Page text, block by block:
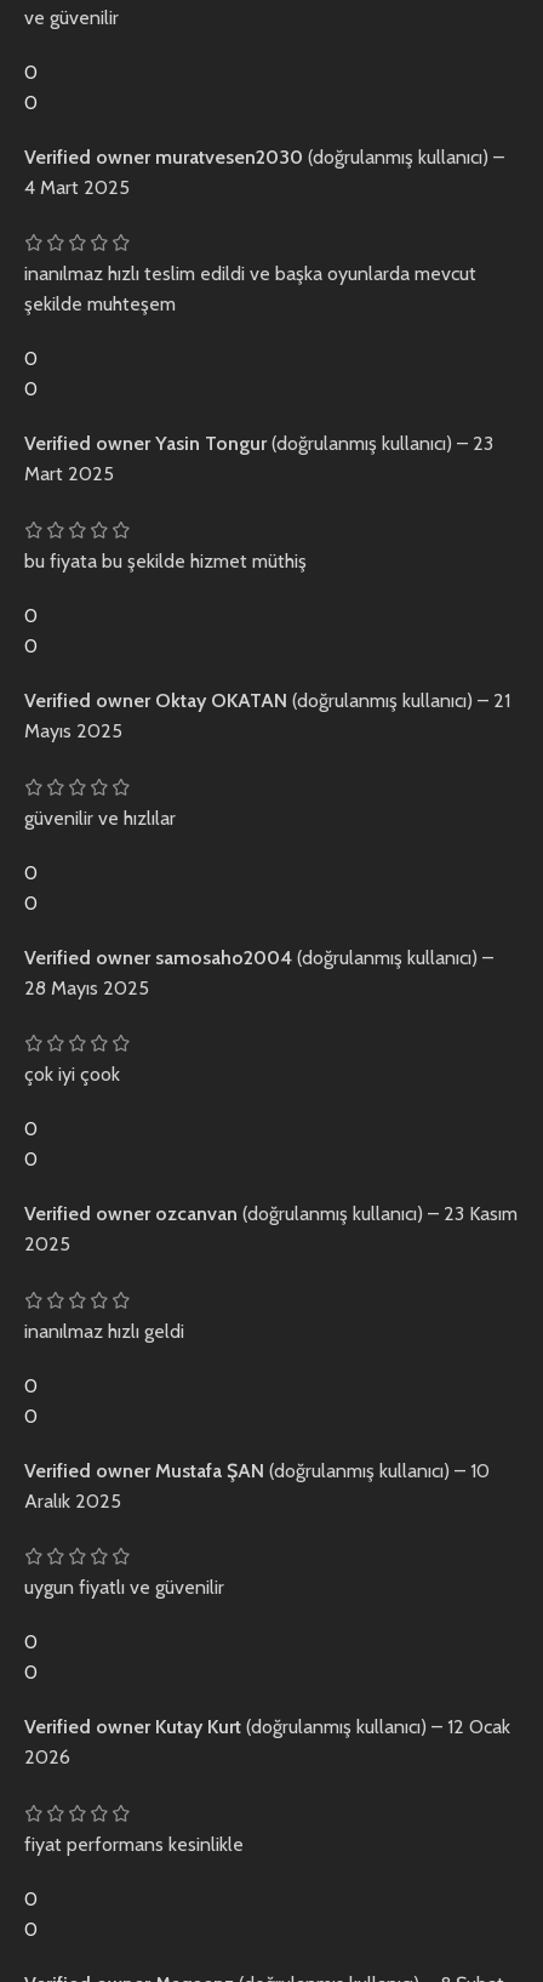
ve güvenilir
0
0
Verified owner muratvesen2030 (doğrulanmış kullanıcı) –
4 Mart 2025
inanılmaz hızlı teslim edildi ve başka oyunlarda mevcut
şekilde muhteşem
0
0
Verified ownerYasin Tongur(doğrulanmış kullanıcı) – 23
Mart 2025
bu fiyata bu şekilde hizmet müthiş
0
0
Verified owner Oktay OKATAN (doğrulanmış kullanıcı) – 21
Mayıs 2025
güvenilir ve hızlılar
0
0
Verified owner samosaho2004 (doğrulanmış kullanıcı) –
28 Mayıs 2025
çok iyi çook
0
0
Verified owner ozcanvan (doğrulanmış kullanıcı) – 23 Kasım
2025
inanılmaz hızlı geldi
0
0
Verified owner Mustafa ŞAN (doğrulanmış kullanıcı) – 10
Aralık 2025
uygun fiyatlı ve güvenilir
0
0
Verified owner Kutay Kurt (doğrulanmış kullanıcı) – 12 Ocak
2026
fiyat performans kesinlikle
0
0